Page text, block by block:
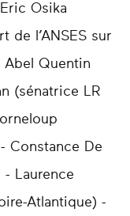
Osika
de l’ANSES sur
Abel Quentin
(sénatrice LR
Constance De
- Laurence
Atlantique) -